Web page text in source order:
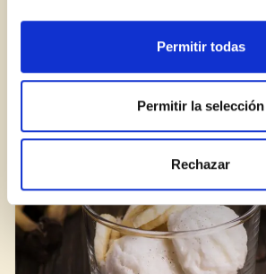
Permitir todas
Permitir la selección
Rechazar
Com personalitzar un pa de pessic
BLOG